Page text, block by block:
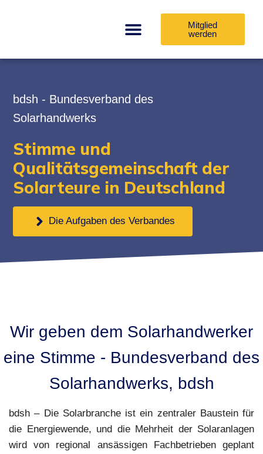
Mitglied
werden
bdsh - Bundesverband des
Solarhandwerks
Stimme und
Qualitätsgemeinschaft der
Solarteure in Deutschland
Die Aufgaben des Verbandes
Wir geben dem Solarhandwerker
eine Stimme - Bundesverband des
Solarhandwerks, bdsh
bdsh – Die Solarbranche ist ein zentraler Baustein für
die Energiewende, und die Mehrheit der Solaranlagen
wird von regional ansässigen Fachbetrieben geplant